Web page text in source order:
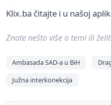
Klix.ba čitajte i u našoj
Znate nešto više o temi ili
Ambasada SAD-a u BiH
Južna interkonekcija